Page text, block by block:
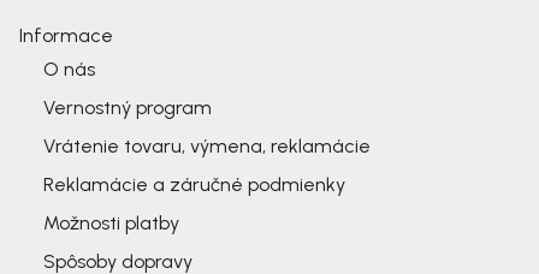
Informace
O nás
Vernostný program
Vrátenie tovaru, výmena, reklamácie
Reklamácie a záručné podmienky
Možnosti platby
Spôsoby dopravy